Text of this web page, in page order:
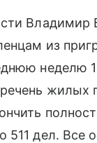
Владимир
из
неделю
511 дел. Все